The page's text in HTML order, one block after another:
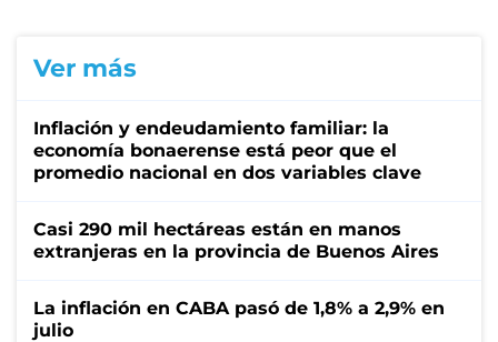
Ver más
Inflación y endeudamiento familiar: la
economía bonaerense está peor que el
promedio nacional en dos variables clave
Casi 290 mil hectáreas están en manos
extranjeras en la provincia de Buenos Aires
La inflación en CABA pasó de 1,8% a 2,9% en
julio